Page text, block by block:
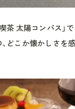
茶 太陽コンパス」
どこか懐かしさを